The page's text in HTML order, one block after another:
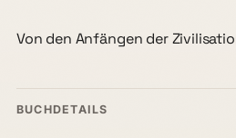
Von den Anfängen der
BUCHDETAILS